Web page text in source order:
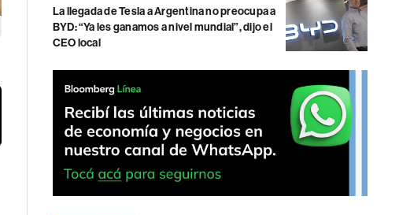
La llegada de Tesla a Argentina no preocupa a
BYD: “Ya les ganamos a nivel mundial”, dijo el
CEO local